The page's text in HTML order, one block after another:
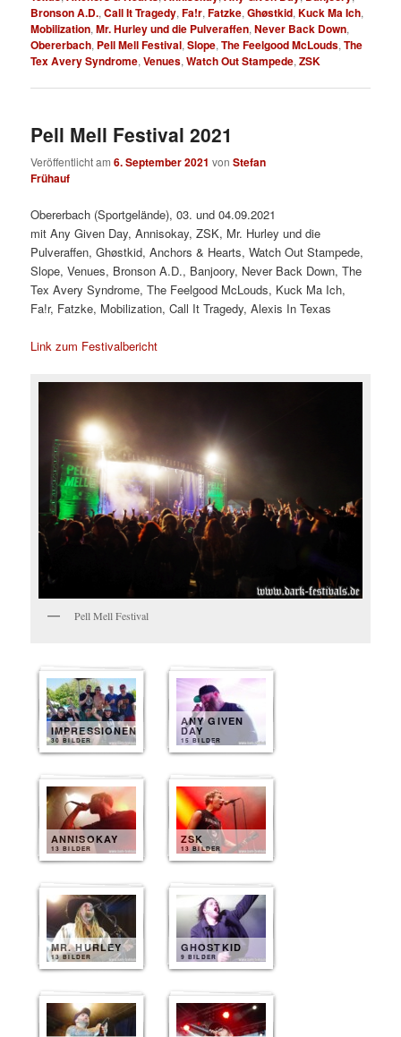
Bronson A.D.,Call It Tragedy,Fa!r,Fatzke,Ghøstkid,Kuck Ma Ich,
Mobilization,Mr. Hurley und die Pulveraffen,Never Back Down,
Obererbach, Pell Mell Festival,Slope,The Feelgood McLouds,The
Tex Avery Syndrome,Venues,Watch Out Stampede,ZSK
Pell Mell Festival 2021
Veröffentlicht am6. September 2021 vonStefan
Frühauf
Obererbach (Sportgelände), 03. und 04.09.2021
mit Any Given Day, Annisokay, ZSK, Mr. Hurley und die
Pulveraffen, Ghøstkid, Anchors & Hearts, Watch Out Stampede,
Slope, Venues, Bronson A.D., Banjoory, Never Back Down, The
Tex Avery Syndrome, The Feelgood McLouds, Kuck Ma Ich,
Fa!r, Fatzke, Mobilization, Call It Tragedy, Alexis In Texas
Link zum Festivalbericht
Pell Mell Festival
IMPRESSIONEN
30 BILDER
ANY GIVEN
DAY
15 BILDER
ANNISOKAY
13 BILDER
ZSK
13 BILDER
MR. HURLEY
13 BILDER
GHOSTKID
9 BILDER